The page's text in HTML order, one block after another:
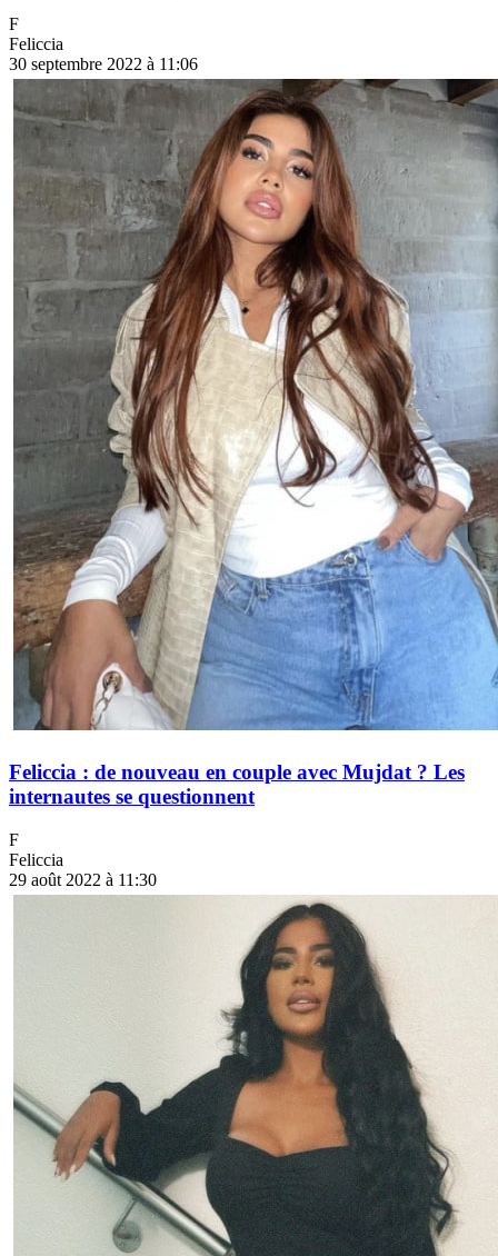
F
Feliccia
30 septembre 2022 à 11:06
Feliccia : de nouveau en couple avec Mujdat ? Les
internautes se questionnent
F
Feliccia
29 août 2022 à 11:30